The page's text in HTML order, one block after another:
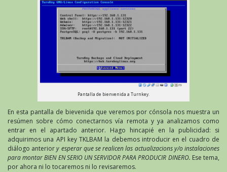
Pantalla de bienvenida a Turnkey.
En esta pantalla de bievenida que veremos por cónsola nos muestra un
resúmen sobre cómo conectarnos vía remota y ya analizamos como
entrar en el apartado anterior. Hago hincapié en la publicidad: si
adquirimos una API key TKLBAM la debemos introducir en el cuadro de
diálogo anteriory esperar que se realicen las actualizacions y/o instalaciones
para montar BIEN EN SERIO UN SERVIDOR PARA PRODUCIR DINERO. Ese tema,
por ahora ni lo tocaremos ni lo revisaremos.